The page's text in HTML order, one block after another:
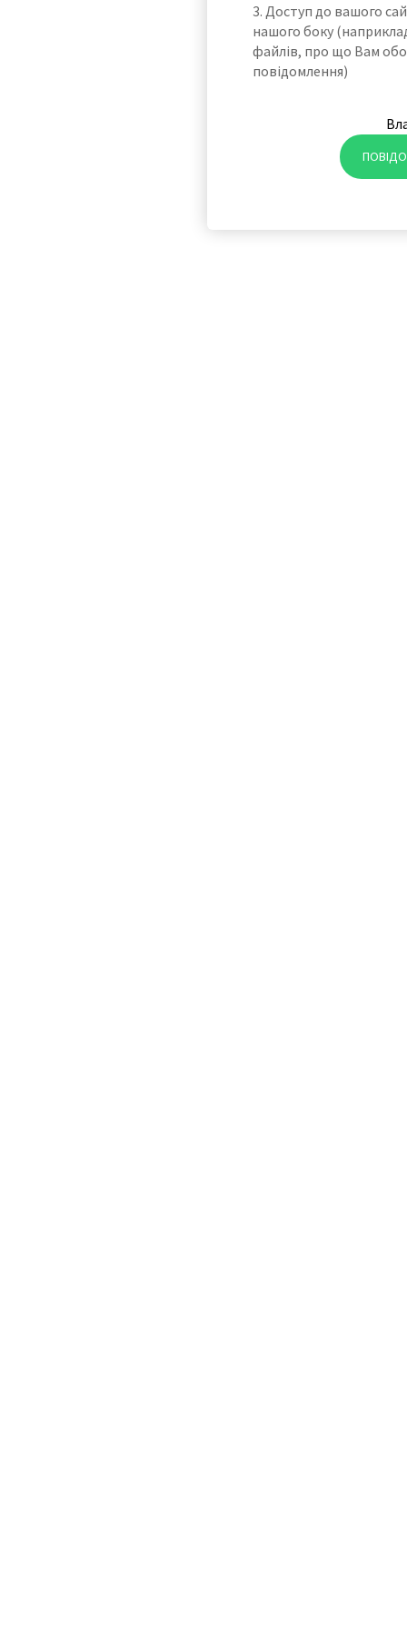
3. Доступ до вашого
нашого боку
файлів, про що Вам
повідомлення)